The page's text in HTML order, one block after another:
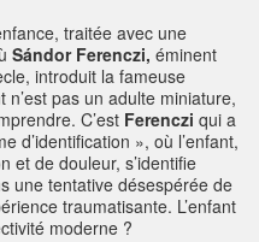
traitée avec une
Sándor Ferenczi, éminent
introduit la fameuse
n’est pas un adulte miniature,
C’est Ferenczi qui a
d’identification », où l’enfant,
et de douleur, s’identifie
une tentative désespérée de
traumatisante. L’enfant
moderne ?